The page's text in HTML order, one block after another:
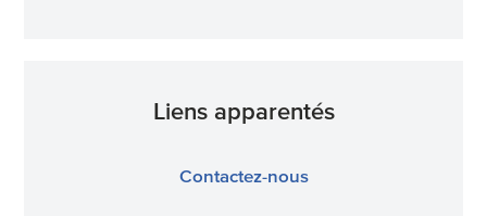
Liens apparentés
Contactez-nous